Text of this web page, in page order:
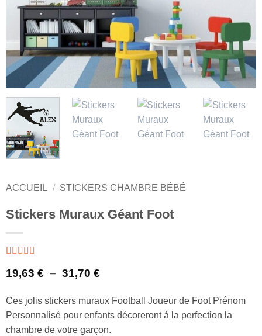
ACCUEIL / STICKERS CHAMBRE BÉBÉ
Stickers Muraux Géant Foot
basé sur
19,63 € – 31,70 €Plage
prix :
19,63 €
à
31,70 €
Ces jolis stickers muraux Football Joueur de Foot Prénom
Personnalisé pour enfants décoreront à la perfection la
chambre de votre garçon.